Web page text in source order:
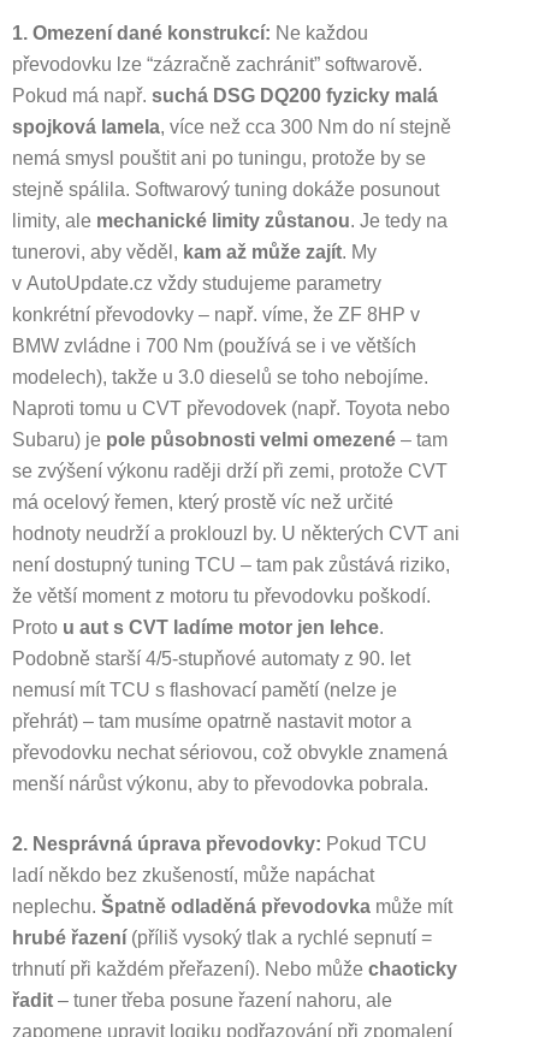
1. Omezení dané konstrukcí: Ne každou
převodovku lze “zázračně zachránit” softwarově.
Pokud má např. suchá DSG DQ200 fyzicky malá
spojková lamela, více než cca 300 Nm do ní stejně
nemá smysl pouštit ani po tuningu, protože by se
stejně spálila. Softwarový tuning dokáže posunout
limity, ale mechanické limity zůstanou. Je tedy na
tunerovi, aby věděl, kam až může zajít. My
v AutoUpdate.cz vždy studujeme parametry
konkrétní převodovky – např. víme, že ZF 8HP v
BMW zvládne i 700 Nm (používá se i ve větších
modelech), takže u 3.0 dieselů se toho nebojíme.
Naproti tomu u CVT převodovek (např. Toyota nebo
Subaru) je pole působnosti velmi omezené – tam
se zvýšení výkonu raději drží při zemi, protože CVT
má ocelový řemen, který prostě víc než určité
hodnoty neudrží a proklouzl by. U některých CVT ani
není dostupný tuning TCU – tam pak zůstává riziko,
že větší moment z motoru tu převodovku poškodí.
Proto u aut s CVT ladíme motor jen lehce.
Podobně starší 4/5-stupňové automaty z 90. let
nemusí mít TCU s flashovací pamětí (nelze je
přehrát) – tam musíme opatrně nastavit motor a
převodovku nechat sériovou, což obvykle znamená
menší nárůst výkonu, aby to převodovka pobrala.
2. Nesprávná úprava převodovky: Pokud TCU
ladí někdo bez zkušeností, může napáchat
neplechu. Špatně odladěná převodovka může mít
hrubé řazení (příliš vysoký tlak a rychlé sepnutí =
trhnutí při každém přeřazení). Nebo může chaoticky
řadit – tuner třeba posune řazení nahoru, ale
zapomene upravit logiku podřazování při zpomalení